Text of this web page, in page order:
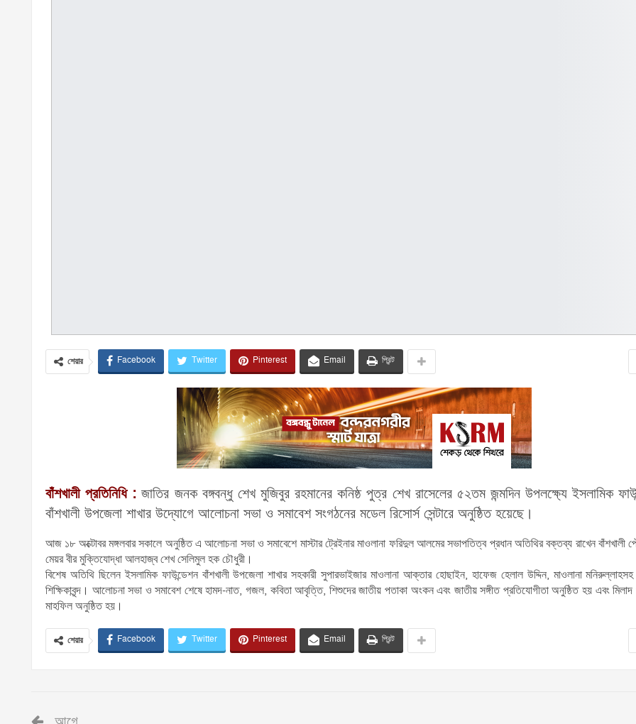
শেয়ার Facebook Twitter Pinterest Email প্রিন্ট
বাঁশখালী প্রতিনিধি : জাতির জনক বঙ্গবন্ধু শেখ মুজিবুর রহমানের কনিষ্ঠ পুত্র শেখ রাসেলের ৫২তম জন্মদিন উপলক্ষ্যে ইসলামিক
বাঁশখালী উপজেলা শাখার উদ্যোগে আলোচনা সভা ও সমাবেশ সংগঠনের মডেল রিসোর্স সেন্টারে অনুষ্ঠিত হয়েছে।
আজ ১৮ অক্টোবর মঙ্গলবার সকালে অনুষ্ঠিত এ আলোচনা সভা ও সমাবেশে মাস্টার ট্রেইনার মাওলানা ফরিদুল আলমের সভাপতিত্ব প্রধান অতিথির বক্তব্য রাখেন বাঁশখালী
মেয়র বীর মুক্তিযোদ্ধা আলহাজ্ব শেখ সেলিমুল হক চৌধুরী।
বিশেষ অতিথি ছিলেন ইসলামিক ফাউন্ডেশন বাঁশখালী উপজেলা শাখার সহকারী সুপারভাইজার মাওলানা আক্তার হোছাইন, হাফেজ হেলাল উদ্দিন, মাওলানা
শিক্ষিকাবৃন্দ। আলোচনা সভা ও সমাবেশ শেষে হামদ-নাত, গজল, কবিতা আবৃত্তি, শিশুদের জাতীয় পতাকা অংকন এবং জাতীয় সঙ্গীত প্রতিযোগীতা অনুষ্ঠিত হয় এবং
মাহফিল অনুষ্ঠিত হয়।
শেয়ার Facebook Twitter Pinterest Email প্রিন্ট